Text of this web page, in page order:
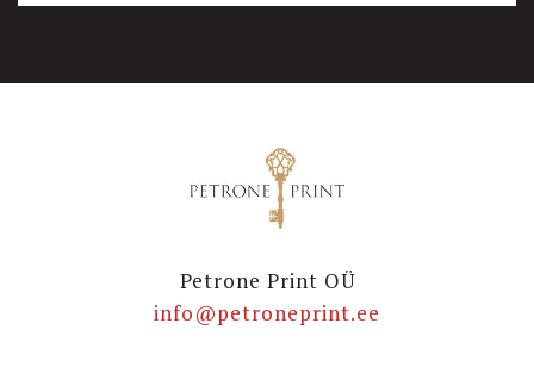
Petrone Print OÜ
info@petroneprint.ee